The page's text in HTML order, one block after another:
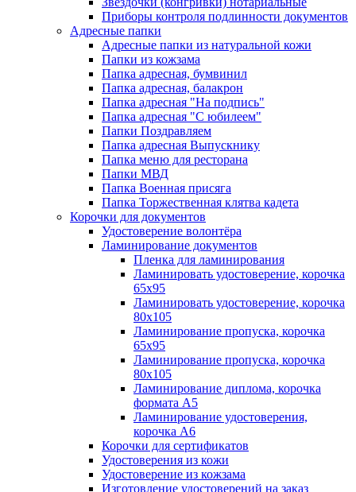
Приборы контроля подлинности документов
Адресные папки
Адресные папки из натуральной кожи
Папки из кожзама
Папка адресная, бумвинил
Папка адресная, балакрон
Папка адресная "На подпись"
Папка адресная "C юбилеем"
Папки Поздравляем
Папка адресная Выпускнику
Папка меню для ресторана
Папки МВД
Папка Военная присяга
Папка Торжественная клятва кадета
Корочки для документов
Удостоверение волонтёра
Ламинирование документов
Пленка для ламинирования
Ламинировать удостоверение, корочка
65х95
Ламинировать удостоверение, корочка
80х105
Ламинирование пропуска, корочка
65х95
Ламинирование пропуска, корочка
80х105
Ламинирование диплома, корочка
формата А5
Ламинирование удостоверения,
корочка А6
Корочки для сертификатов
Удостоверения из кожи
Удостоверение из кожзама
Изготовление удостоверений на заказ